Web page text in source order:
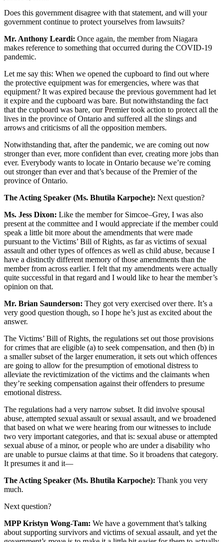
Does this government disagree with that statement, and will your
government continue to protect yourselves from lawsuits?
Mr. Anthony Leardi: Once again, the member from Niagara
makes reference to something that occurred during the COVID-19
pandemic.
Let me say this: When we opened the cupboard to find out where
the protective equipment was for emergencies, where was that
equipment? It was expired because the previous government had let
it expire and the cupboard was bare. But notwithstanding the fact
that the cupboard was bare, our Premier took action to protect all the
lives in the province of Ontario and suffered all the slings and
arrows and criticisms of all the opposition members.
Notwithstanding that, after the pandemic, we are coming out now
stronger than ever, more confident than ever, creating more jobs than
ever. Everybody wants to locate in Ontario because we’re coming
out stronger than ever and that’s because of the Premier of the
province of Ontario.
The Acting Speaker (Ms. Bhutila Karpoche): Next question?
Ms. Jess Dixon: Like the member for Simcoe–Grey, I was also
present at the committee and I would appreciate if the member could
speak a little bit more about the amendments that were made
pursuant to the Victims’ Bill of Rights, as far as victims of sexual
assault and other types of offences as well as child abuse, because I
have a distinctly different memory of those amendments than the
member from across earlier. I felt that my amendments were actually
quite successful in that regard and I would like to hear the member’s
opinion on that.
Mr. Brian Saunderson: They got very exercised over there. It’s a
very good question though, so I hope he’s just as excited about the
answer.
The Victims’ Bill of Rights, the regulations set out those provisions
for crimes that are eligible (a) to seek compensation, and then (b) in
a smaller subset of the larger enumeration, it sets out which offences
are going to allow for the presumption of emotional distress to
alleviate the revictimization of the victims and the claimants when
they’re seeking compensation against their offenders to presume
emotional distress.
The regulations had a very narrow subset. It did involve spousal
abuse, attempted sexual assault or sexual assault, and we broadened
that based on what we were hearing from our witnesses to include
two very important categories, and that is: sexual abuse or attempted
sexual abuse of a minor, or people who are under a disability who
are unable to pursue claims at that time. So it broadens that category.
It presumes it and it—
The Acting Speaker (Ms. Bhutila Karpoche): Thank you very
much.
Next question?
MPP Kristyn Wong-Tam: We have a government that’s talking
about supporting survivors and victims of sexual assault, and yet the